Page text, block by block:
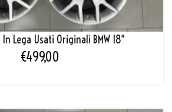
In Lega Usati Originali BMW 18″
€499,00